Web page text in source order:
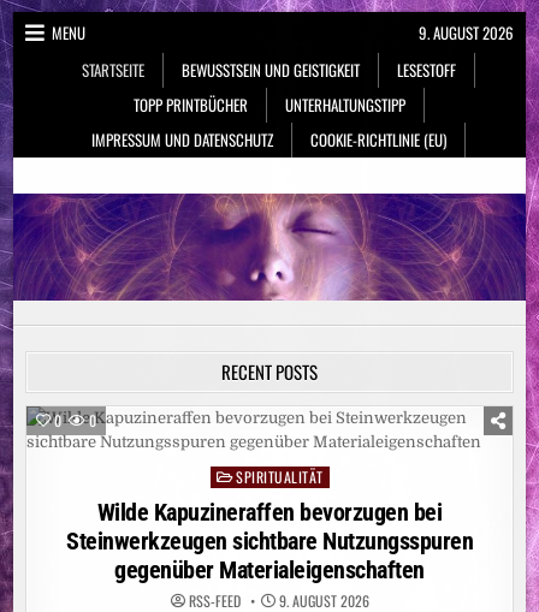
Skip
to
content
MENU
STARTSEITE
BEWUSSTSEIN UND GEISTIGKEIT
LESESTOFF
TOPP PRINTBÜCHER
UNTERHALTUNGSTIPP
IMPRESSUM UND DATENSCHUTZ
COOKIE-RICHTLINIE (EU)
9. AUGUST 2026
NeueSpiritualität.de
RECENT POSTS
0 0
Posted
in
SPIRITUALITÄT
Wilde Kapuzineraffen bevorzugen bei
Steinwerkzeugen sichtbare Nutzungsspuren
gegenüber Materialeigenschaften
RSS-FEED 9. AUGUST 2026